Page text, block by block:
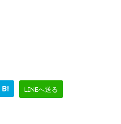
B! LINEへ送る